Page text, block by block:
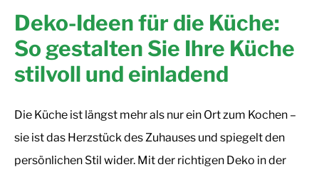
Deko-Ideen für die Küche:
So gestalten Sie Ihre Küche
stilvoll und einladend
Die Küche ist längst mehr als nur ein Ort zum Kochen –
sie ist das Herzstück des Zuhauses und spiegelt den
persönlichen Stil wider. Mit der richtigen Deko in der